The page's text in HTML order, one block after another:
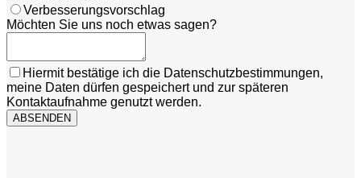
Verbesserungsvorschlag
Möchten Sie uns noch etwas sagen?
Business
Email*
Hiermit bestätige ich die Datenschutzbestimmungen,
meine Daten dürfen gespeichert und zur späteren
Kontaktaufnahme genutzt werden.
ABSENDEN